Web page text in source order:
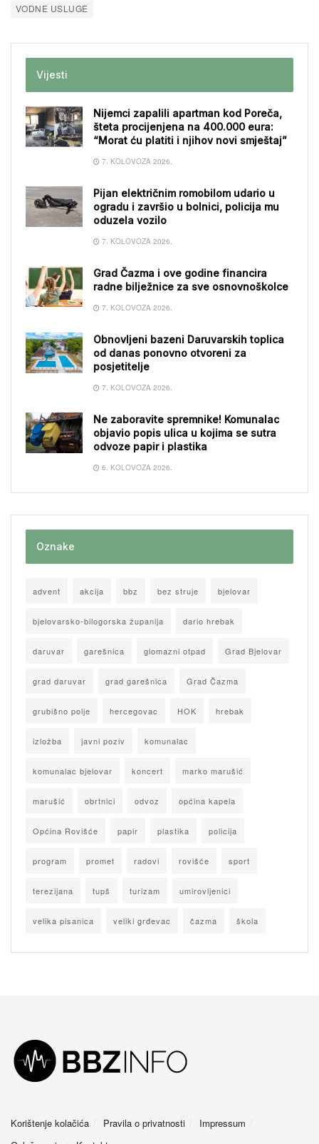
VODNE USLUGE
Vijesti
Nijemci zapalili apartman kod Poreča,
šteta procijenjena na 400.000 eura:
“Morat ću platiti i njihov novi smještaj”
7. KOLOVOZA 2026.
Pijan električnim romobilom udario u
ogradu i završio u bolnici, policija mu
oduzela vozilo
7. KOLOVOZA 2026.
Grad Čazma i ove godine financira
radne bilježnice za sve osnovnoškolce
7. KOLOVOZA 2026.
Obnovljeni bazeni Daruvarskih toplica
od danas ponovno otvoreni za
posjetitelje
7. KOLOVOZA 2026.
Ne zaboravite spremnike! Komunalac
objavio popis ulica u kojima se sutra
odvoze papir i plastika
6. KOLOVOZA 2026.
Oznake
advent akcija bbz bez struje bjelovar
bjelovarsko-bilogorska županija dario hrebak
daruvar garešnica glomazni otpad Grad Bjelovar
grad daruvar grad garešnica Grad Čazma
grubišno polje hercegovac HOK hrebak
izložba javni poziv komunalac
komunalac bjelovar koncert marko marušić
marušić obrtnici odvoz općina kapela
Općina Rovišće papir plastika policija
program promet radovi rovišće sport
terezijana tupš turizam umirovljenici
velika pisanica veliki grđevac čazma škola
Korištenje kolačića Pravila o privatnosti
Impressum